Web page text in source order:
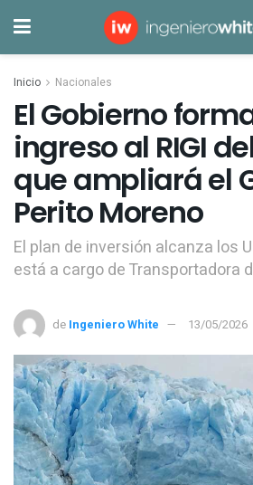
Inicio Nacionales
El Gobierno
ingreso al RIGI
que ampliará el
Perito Moreno
El plan de inversión alcanza los
está a cargo de Transportadora
de Ingeniero White 13/05/2026